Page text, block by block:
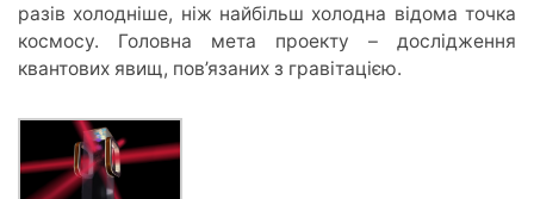
разів холодніше, ніж найбільш холодна відома точка
космосу. Головна мета проекту – дослідження
квантових явищ, пов’язаних з гравітацією.